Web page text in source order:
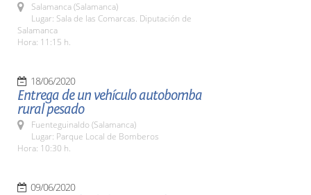
Salamanca (Salamanca)
Lugar: Sala de las Comarcas. Diputación de
Salamanca
Hora: 11:15 h.
18/06/2020
Entrega de un vehículo autobomba
rural pesado
Fuenteguinaldo (Salamanca)
Lugar: Parque Local de Bomberos
Hora: 10:30 h.
09/06/2020